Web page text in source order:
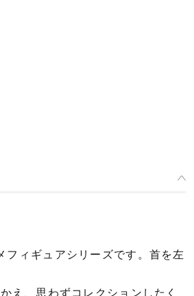
フィギュアシリーズです。首を左
え、思わずコレクションしたく